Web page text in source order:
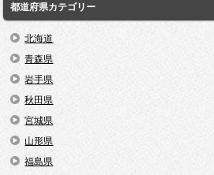
都道府県カテゴリー
北海道
青森県
岩手県
秋田県
宮城県
山形県
福島県